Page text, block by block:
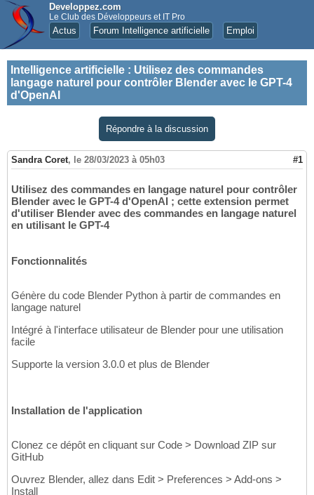
Developpez.com
Le Club des Développeurs et IT Pro
Actus Forum Intelligence artificielle Emploi
Intelligence artificielle : Utilisez des commandes
langage naturel pour contrôler Blender avec le GPT-4
d'OpenAI
Répondre à la discussion
Sandra Coret, le 28/03/2023 à 05h03 #1
Utilisez des commandes en langage naturel pour contrôler
Blender avec le GPT-4 d'OpenAI ; cette extension permet
d'utiliser Blender avec des commandes en langage naturel
en utilisant le GPT-4
Fonctionnalités
Génère du code Blender Python à partir de commandes en
langage naturel
Intégré à l'interface utilisateur de Blender pour une utilisation
facile
Supporte la version 3.0.0 et plus de Blender
Installation de l'application
Clonez ce dépôt en cliquant sur Code > Download ZIP sur
GitHub
Ouvrez Blender, allez dans Edit > Preferences > Add-ons >
Install